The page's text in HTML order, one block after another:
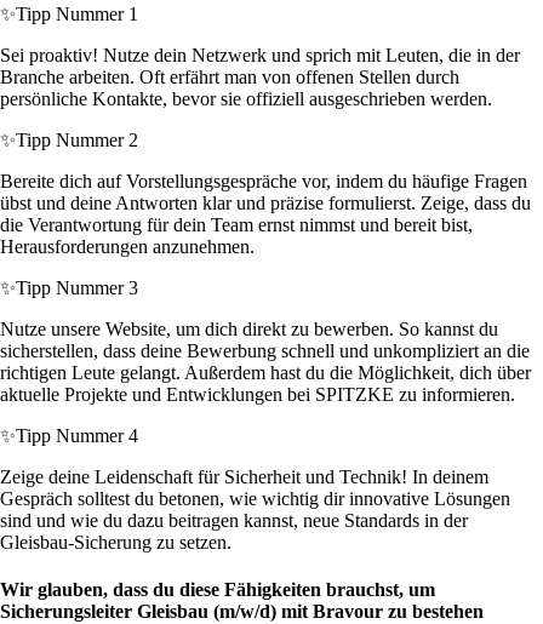
✨Tipp Nummer 1
Sei proaktiv! Nutze dein Netzwerk und sprich mit Leuten, die in der
Branche arbeiten. Oft erfährt man von offenen Stellen durch
persönliche Kontakte, bevor sie offiziell ausgeschrieben werden.
✨Tipp Nummer 2
Bereite dich auf Vorstellungsgespräche vor, indem du häufige Fragen
übst und deine Antworten klar und präzise formulierst. Zeige, dass du
die Verantwortung für dein Team ernst nimmst und bereit bist,
Herausforderungen anzunehmen.
✨Tipp Nummer 3
Nutze unsere Website, um dich direkt zu bewerben. So kannst du
sicherstellen, dass deine Bewerbung schnell und unkompliziert an die
richtigen Leute gelangt. Außerdem hast du die Möglichkeit, dich über
aktuelle Projekte und Entwicklungen bei SPITZKE zu informieren.
✨Tipp Nummer 4
Zeige deine Leidenschaft für Sicherheit und Technik! In deinem
Gespräch solltest du betonen, wie wichtig dir innovative Lösungen
sind und wie du dazu beitragen kannst, neue Standards in der
Gleisbau-Sicherung zu setzen.
Wir glauben, dass du diese Fähigkeiten brauchst, um
Sicherungsleiter Gleisbau (m/w/d) mit Bravour zu bestehen